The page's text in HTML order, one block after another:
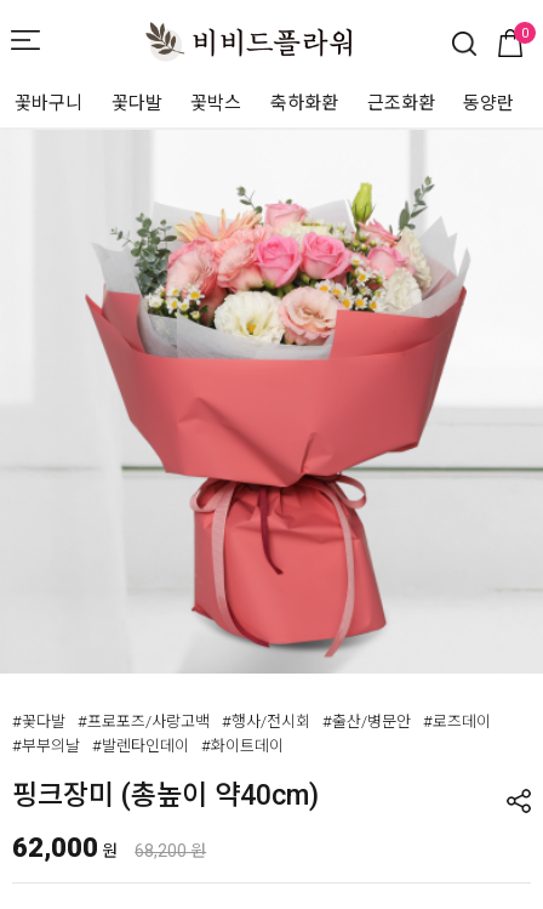
0
꽃바구니 꽃다발 꽃박스 축하화환 근조화환 동양란
#꽃다발 #프로포즈/사랑고백 #행사/전시회 #출산/병문안
#로즈데이
#부부의날
#발렌타인데이 #화이트데이
핑크장미 (총높이 약40cm)
62,000 원 68,200 원